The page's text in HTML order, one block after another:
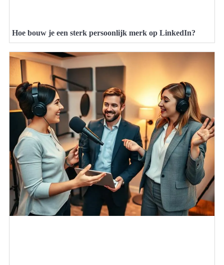
Hoe bouw je een sterk persoonlijk merk op LinkedIn?